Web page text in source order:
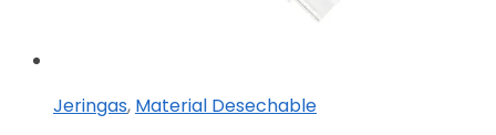
Jeringas, Material Desechable